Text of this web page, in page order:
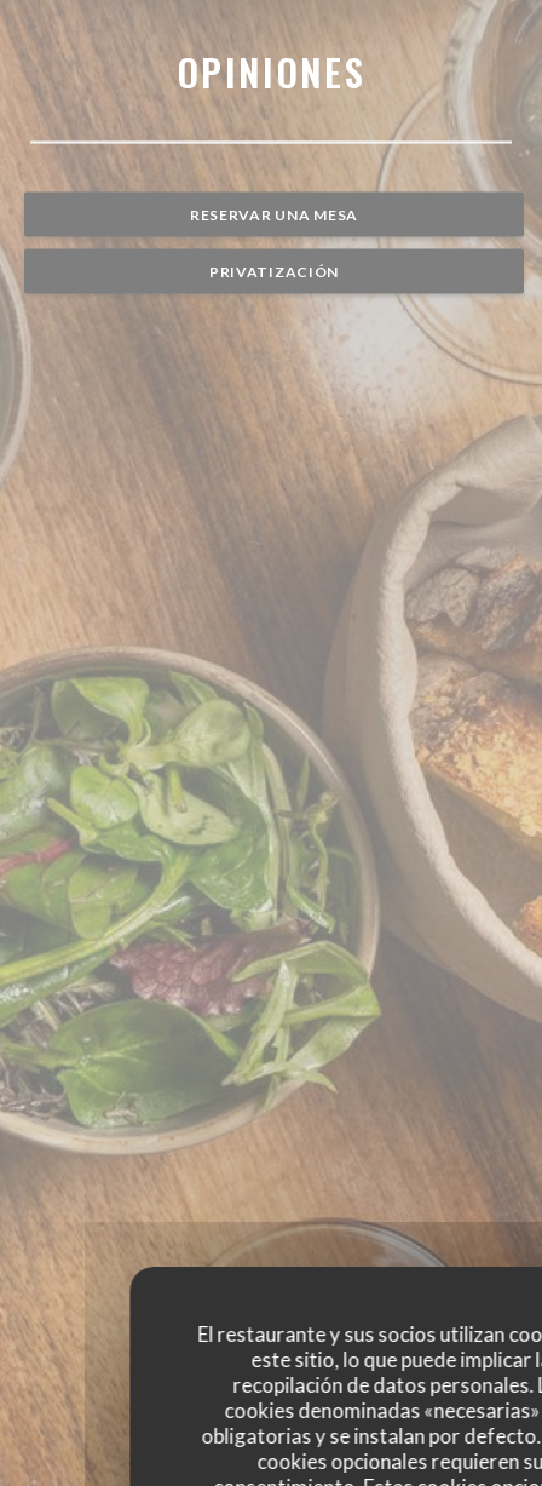
El restaurante y sus socios utilizan
este sitio, lo que puede implicar
recopilación de datos personales.
cookies denominadas
obligatorias y se instalan por
cookies opcionales requieren
OPINIONES
RESERVAR UNA MESA
PRIVATIZACIÓN